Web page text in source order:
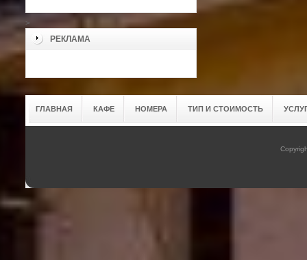
>
РЕКЛАМА
ГЛАВНАЯ КАФЕ НОМЕРА ТИП И СТОИМОСТЬ